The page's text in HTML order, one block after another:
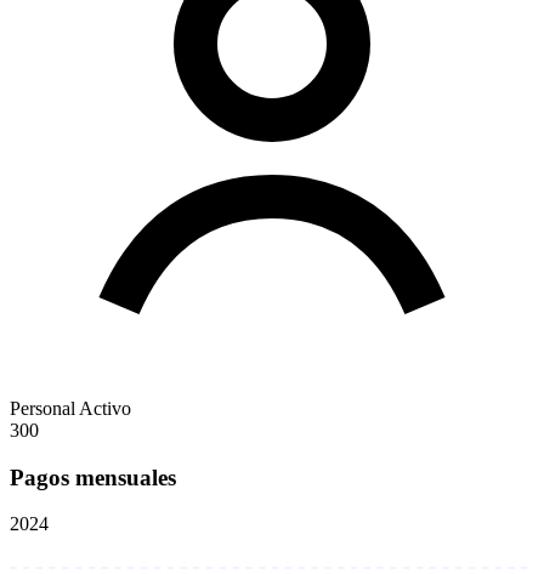
Personal Activo
300
Pagos mensuales
2024